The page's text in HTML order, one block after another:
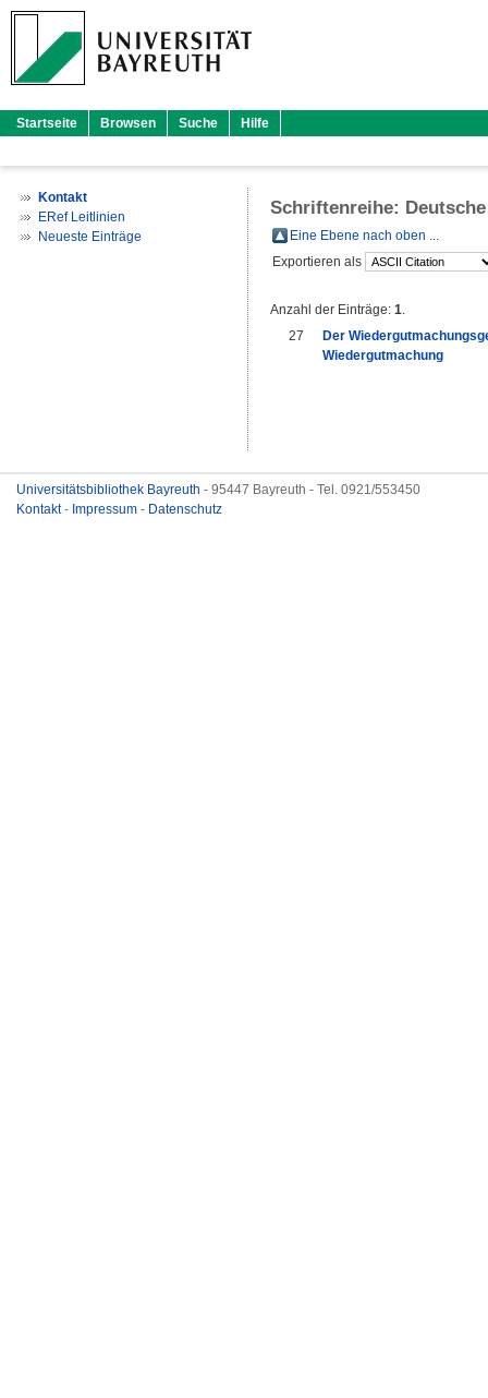
Startseite Browsen Suche Hilfe
Kontakt
ERef Leitlinien
Neueste Einträge
Schriftenreihe:
Eine Ebene nach oben ...
Exportieren als
Anzahl der Einträge: 1.
27
Der
Wiedergutmachung
Universitätsbibliothek Bayreuth - 95447 Bayreuth - Tel. 0921/553450
Kontakt- Impressum - Datenschutz